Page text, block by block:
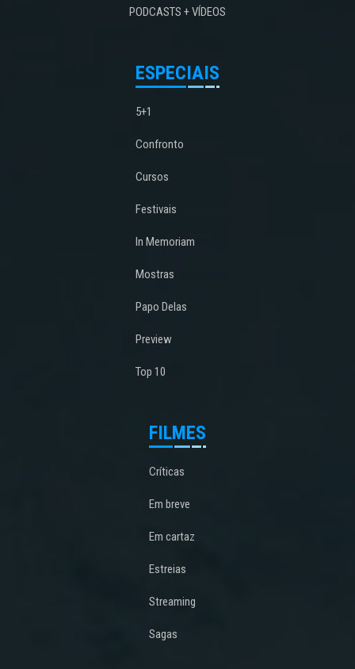
PODCASTS + VÍDEOS
ESPECIAIS
5+1
Confronto
Cursos
Festivais
In Memoriam
Mostras
Papo Delas
Preview
Top 10
FILMES
Críticas
Em breve
Em cartaz
Estreias
Streaming
Sagas